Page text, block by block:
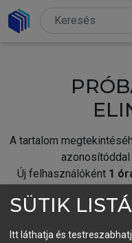
A tartalom
azonosítóddal
Új felhasználóként 1
fiókoddal,
SÜTIK
Itt láthatja és